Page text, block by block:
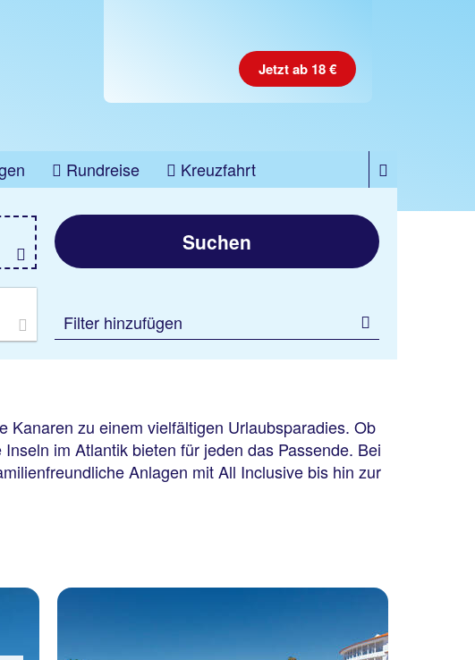
Jetzt ab 18 €
Rundreise
Kreuzfahrt
Suchen
Filter hinzufügen
Kanaren zu einem vielfältigen Urlaubsparadies. Ob
im Atlantik bieten für jeden das Passende. Bei
Anlagen mit All Inclusive bis hin zur